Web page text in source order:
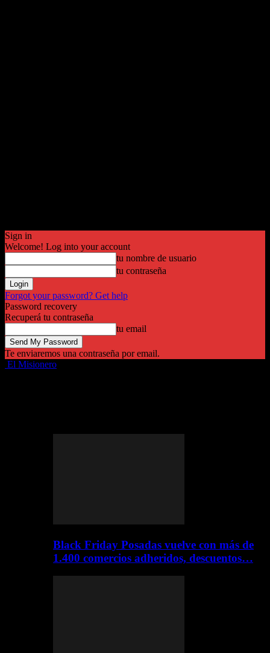
Sign in
Welcome! Log into your account
tu nombre de usuario
tu contraseña
Forgot your password? Get help
Password recovery
Recuperá tu contraseña
tu email
Te enviaremos una contraseña por email.
El Misionero
Black Friday Posadas vuelve con más de
1.400 comercios adheridos, descuentos…